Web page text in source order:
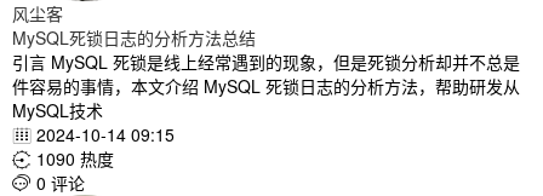
风尘客
MySQL死锁日志的分析方法总结
引言 MySQL 死锁是线上经常遇到的现象，但是死锁分析却并不总是
件容易的事情，本文介绍 MySQL 死锁日志的分析方法，帮助研发从
MySQL技术
 2024-10-14 09:15
 1090 热度
 0 评论